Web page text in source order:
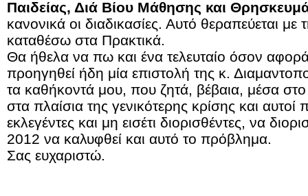
Παιδείας, Διά Βίου Μάθησης και
κανονικά οι διαδικασίες. Αυτό θεραπεύεται
καταθέσω στα Πρακτικά.
Θα ήθελα να πω και ένα τελευταίο όσον αφορά
προηγηθεί ήδη μία επιστολή της κ.
τα καθήκοντά μου, που ζητά, βέβαια, μέσα
στα πλαίσια της γενικότερης κρίσης και
εκλεγέντες και μη εισέτι διορισθέντες, να
2012 να καλυφθεί και αυτό το πρόβλημα.
Σας ευχαριστώ.